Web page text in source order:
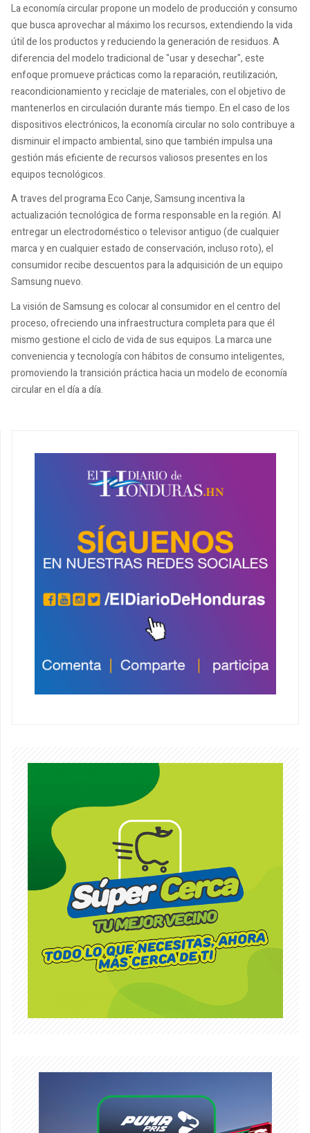
La economía circular propone un modelo de producción y consumo
que busca aprovechar al máximo los recursos, extendiendo la vida
útil de los productos y reduciendo la generación de residuos. A
diferencia del modelo tradicional de "usar y desechar", este
enfoque promueve prácticas como la reparación, reutilización,
reacondicionamiento y reciclaje de materiales, con el objetivo de
mantenerlos en circulación durante más tiempo. En el caso de los
dispositivos electrónicos, la economía circular no solo contribuye a
disminuir el impacto ambiental, sino que también impulsa una
gestión más eficiente de recursos valiosos presentes en los
equipos tecnológicos.
A traves del programa Eco Canje, Samsung incentiva la
actualización tecnológica de forma responsable en la región. Al
entregar un electrodoméstico o televisor antiguo (de cualquier
marca y en cualquier estado de conservación, incluso roto), el
consumidor recibe descuentos para la adquisición de un equipo
Samsung nuevo.
La visión de Samsung es colocar al consumidor en el centro del
proceso, ofreciendo una infraestructura completa para que él
mismo gestione el ciclo de vida de sus equipos. La marca une
conveniencia y tecnología con hábitos de consumo inteligentes,
promoviendo la transición práctica hacia un modelo de economía
circular en el día a día.